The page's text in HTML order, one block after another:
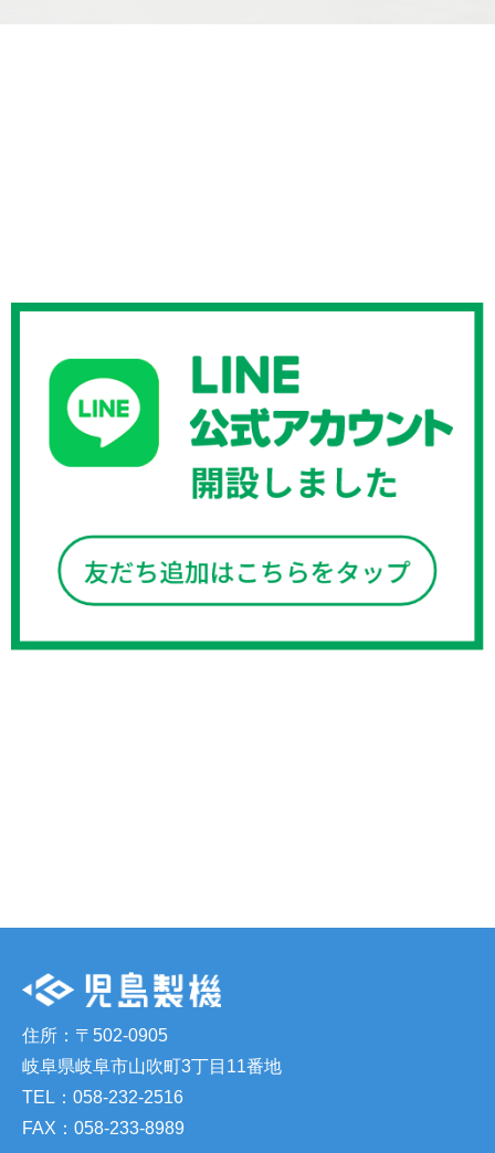
住所：〒502-0905
岐阜県岐阜市山吹町3丁目11番地
TEL：058-232-2516
FAX：058-233-8989